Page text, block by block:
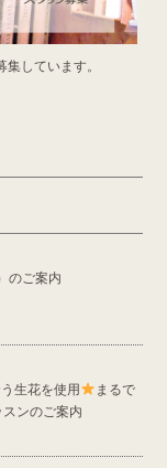
しています。
のご案内
生花を使用
まるで
ンのご案内